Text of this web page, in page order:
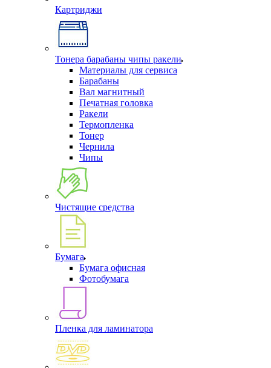
Картриджи
Тонера барабаны чипы ракели
Материалы для сервиса
Барабаны
Вал магнитный
Печатная головка
Ракели
Термопленка
Тонер
Чернила
Чипы
Чистящие средства
Бумага
Бумага офисная
Фотобумага
Пленка для ламинатора